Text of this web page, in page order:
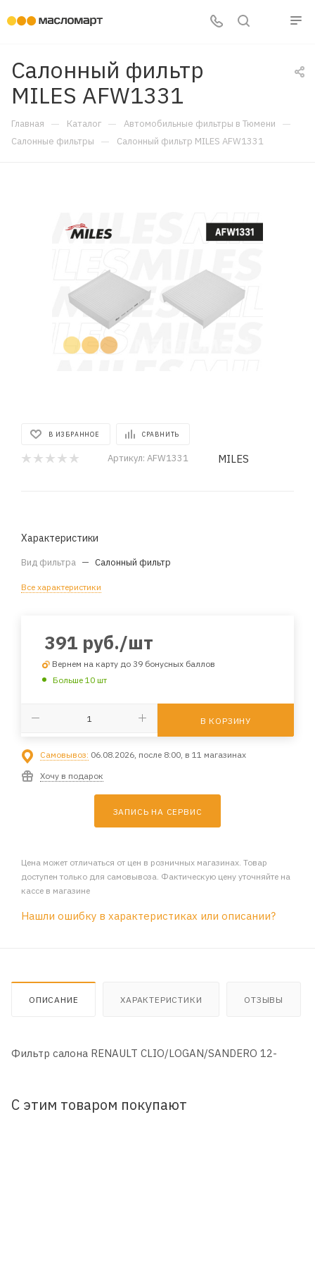
Салонный фильтр
MILES AFW1331
Главная — Каталог — Автомобильные фильтры в Тюмени —
Салонные фильтры — Салонный фильтр MILES AFW1331
В ИЗБРАННОЕ СРАВНИТЬ
Артикул: AFW1331 MILES
Характеристики
Вид фильтра — Салонный фильтр
Все характеристики
391 руб./шт
Вернем на карту до 39 бонусных баллов
Больше 10 шт
В КОРЗИНУ
Самовывоз: 06.08.2026, после 8:00, в 11 магазинах
Хочу в подарок
ЗАПИСЬ НА СЕРВИС
Цена может отличаться от цен в розничных магазинах. Товар
доступен только для самовывоза. Фактическую цену уточняйте на
кассе в магазине
Нашли ошибку в характеристиках или описании?
ОПИСАНИЕ ХАРАКТЕРИСТИКИ ОТЗЫВЫ
Фильтр салона RENAULT CLIO/LOGAN/SANDERO 12-
С этим товаром покупают